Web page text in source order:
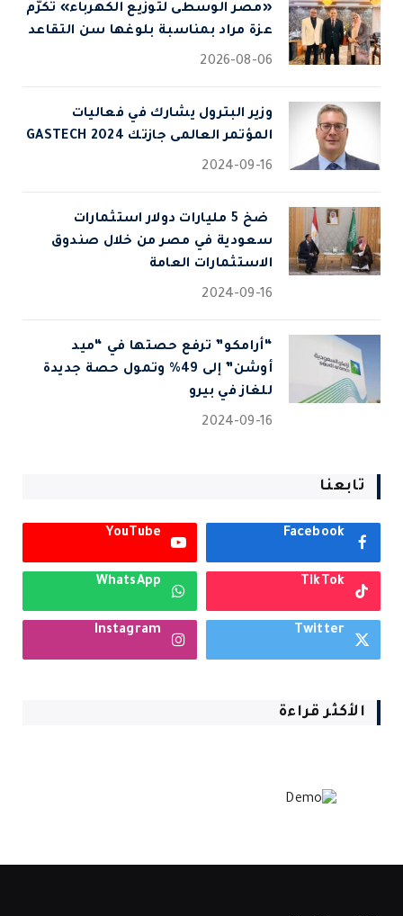
«مصر الوسطى لتوزيع الكهرباء» تكرّم
عزة مراد بمناسبة بلوغها سن التقاعد
2026-08-06
وزير البترول يشارك في فعاليات
المؤتمر العالمى جازتك 2024 GASTECH
2024-09-16
⁠ ضخ 5 مليارات دولار استثمارات
سعودية في مصر من خلال صندوق
الاستثمارات العامة
2024-09-16
“أرامكو” ترفع حصتها في “ميد
أوشن” إلى 49% وتمول حصة جديدة
للغاز في بيرو
2024-09-16
تابعنا
Facebook
YouTube
TikTok
WhatsApp
Twitter
Instagram
الأكثر قراءة